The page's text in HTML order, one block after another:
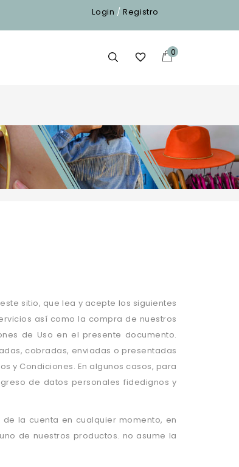
Login /Registro
0

sitio, que lea y acepte los siguientes
así como la compra de nuestros
de Uso en el presente documento.
cobradas, enviadas o presentadas
y Condiciones. En algunos casos, para
de datos personales fidedignos y
la cuenta en cualquier momento, en
de nuestros productos. no asume la